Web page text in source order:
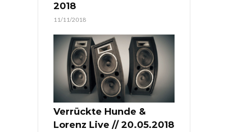
2018
11/11/2018
Verrückte Hunde &
Lorenz Live // 20.05.2018